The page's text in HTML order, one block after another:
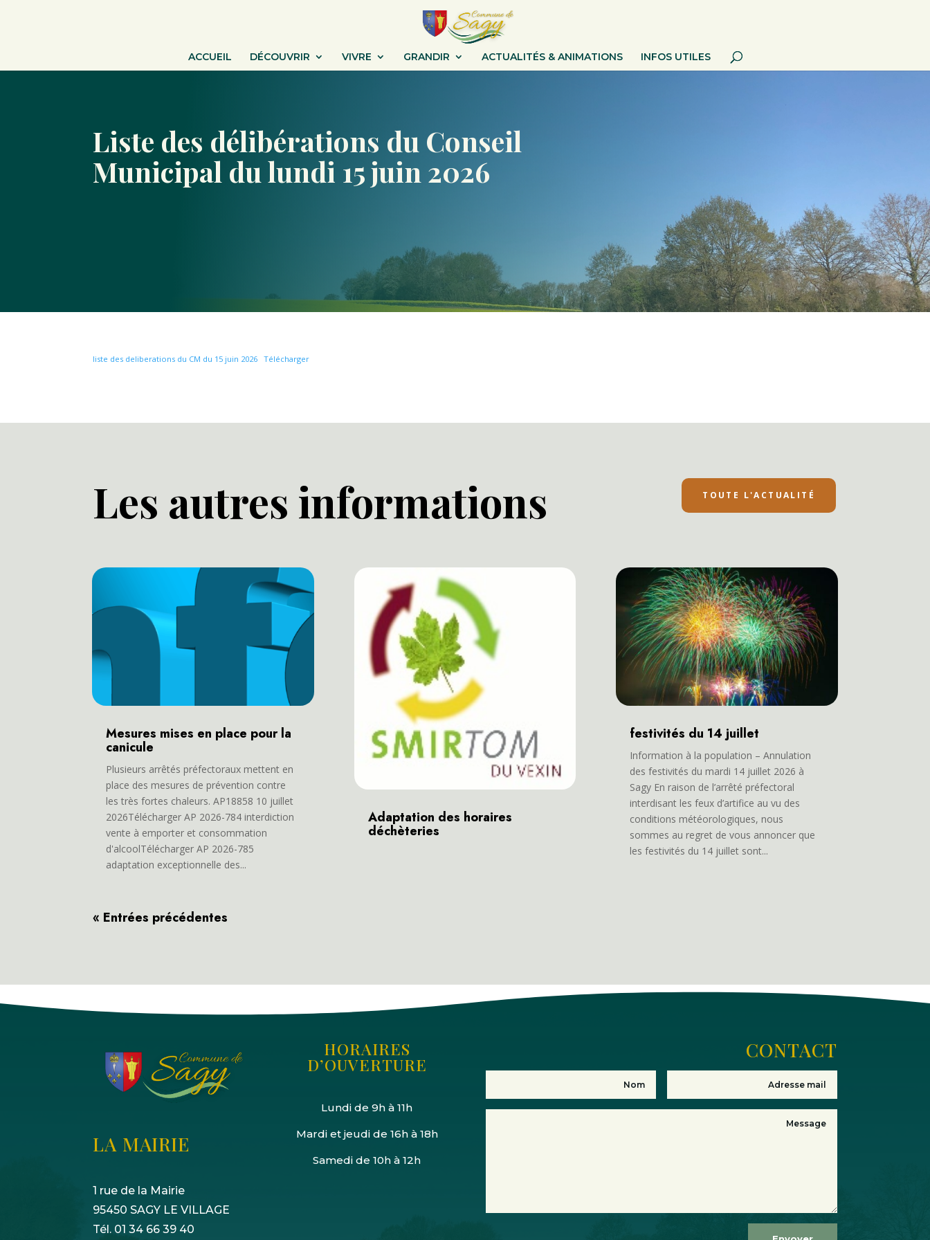
ACCUEIL DÉCOUVRIR VIVRE GRANDIR ACTUALITÉS & ANIMATIONS INFOS UTILES
Liste des délibérations du Conseil
Municipal du lundi 15 juin 2026
liste des deliberations du CM du 15 juin 2026 Télécharger
Les autres informations TOUTE L'ACTUALITÉ
Mesures mises en place pour la
canicule
Plusieurs arrêtés préfectoraux mettent en
place des mesures de prévention contre
les très fortes chaleurs. AP18858 10 juillet
2026Télécharger AP 2026-784 interdiction
vente à emporter et consommation
d'alcoolTélécharger AP 2026-785
adaptation exceptionnelle des...
Adaptation des horaires
déchèteries
festivités du 14 juillet
Information à la population – Annulation
des festivités du mardi 14 juillet 2026 à
Sagy En raison de l’arrêté préfectoral
interdisant les feux d’artifice au vu des
conditions météorologiques, nous
sommes au regret de vous annoncer que
les festivités du 14 juillet sont...
« Entrées précédentes
LA MAIRIE
1 rue de la Mairie
95450 SAGY LE VILLAGE
Tél. 01 34 66 39 40
HORAIRES
D’OUVERTURE
Lundi de 9h à 11h
Mardi et jeudi de 16h à 18h
Samedi de 10h à 12h
CONTACT